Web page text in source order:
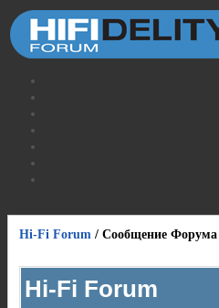
Hi-Fi Forum / Сообщение Форума
Hi-Fi Forum